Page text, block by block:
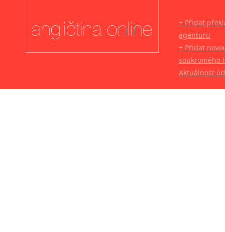
+ Přidat
agenturu
+ Přidat
soukromého
Aktuálnost